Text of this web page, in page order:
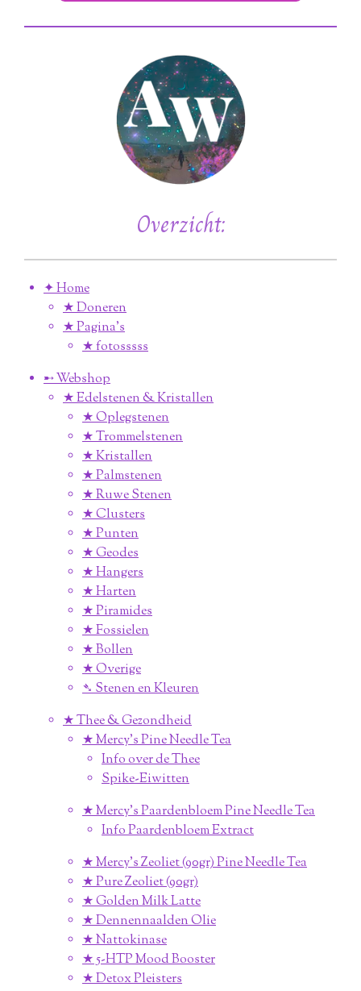
Overzicht:
✦ Home
★ Doneren
★ Pagina’s
★ fotosssss
➸ Webshop
★ Edelstenen & Kristallen
★ Oplegstenen
★ Trommelstenen
★ Kristallen
★ Palmstenen
★ Ruwe Stenen
★ Clusters
★ Punten
★ Geodes
★ Hangers
★ Harten
★ Piramides
★ Fossielen
★ Bollen
★ Overige
➴ Stenen en Kleuren
★ Thee & Gezondheid
★ Mercy's Pine Needle Tea
Info over de Thee
Spike-Eiwitten
★ Mercy's Paardenbloem Pine Needle Tea
Info Paardenbloem Extract
★ Mercy's Zeoliet (90gr) Pine Needle Tea
★ Pure Zeoliet (90gr)
★ Golden Milk Latte
★ Dennennaalden Olie
★ Nattokinase
★ 5-HTP Mood Booster
★ Detox Pleisters